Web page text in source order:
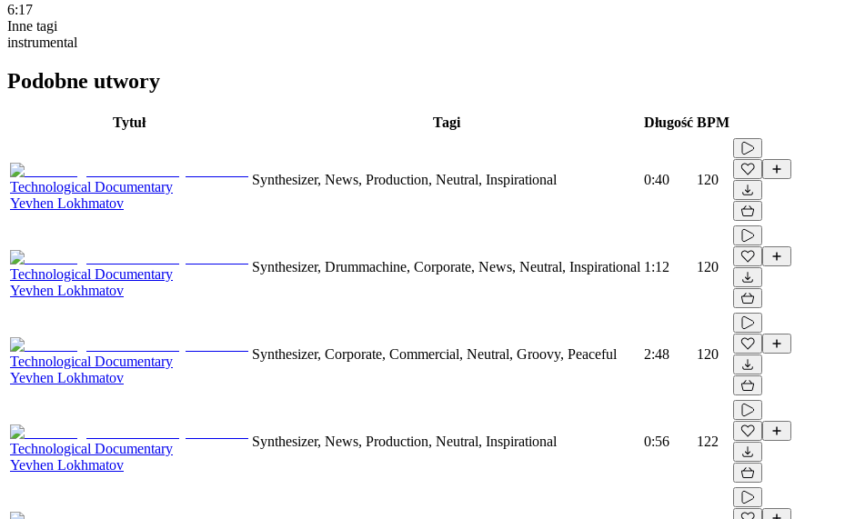
6:17
Inne tagi
instrumental
Podobne utwory
Tytuł Tagi Długość BPM
Technological Documentary
Yevhen Lokhmatov
Synthesizer, News, Production, Neutral, Inspirational 0:40 120
Technological Documentary
Yevhen Lokhmatov
Synthesizer, Drummachine, Corporate, News, Neutral, Inspirational 1:12 120
Technological Documentary
Yevhen Lokhmatov
Synthesizer, Corporate, Commercial, Neutral, Groovy, Peaceful 2:48 120
Technological Documentary
Yevhen Lokhmatov
Synthesizer, News, Production, Neutral, Inspirational 0:56 122